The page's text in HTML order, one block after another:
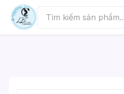
Skip
content